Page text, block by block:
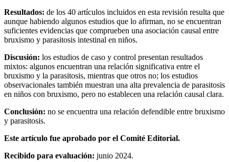
Resultados: de los 40 artículos incluidos en esta revisión resulta que
aunque habiendo algunos estudios que lo afirman, no se encuentran
suficientes evidencias que comprueben una asociación causal entre
bruxismo y parasitosis intestinal en niños.
Discusión: los estudios de caso y control presentan resultados
mixtos: algunos encuentran una relación significativa entre el
bruxismo y la parasitosis, mientras que otros no; los estudios
observacionales también muestran una alta prevalencia de parasitosis
en niños con bruxismo, pero no establecen una relación causal clara.
Conclusión: no se encuentra una relación defendible entre bruxismo
y parasitosis.
Este artículo fue aprobado por el Comité Editorial.
Recibido para evaluación: junio 2024.